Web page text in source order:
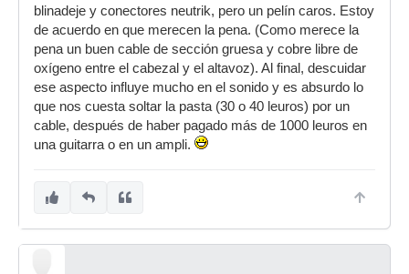
blinadeje y conectores neutrik, pero un pelín caros. Estoy
de acuerdo en que merecen la pena. (Como merece la
pena un buen cable de sección gruesa y cobre libre de
oxígeno entre el cabezal y el altavoz). Al final, descuidar
ese aspecto influye mucho en el sonido y es absurdo lo
que nos cuesta soltar la pasta (30 o 40 leuros) por un
cable, después de haber pagado más de 1000 leuros en
una guitarra o en un ampli.